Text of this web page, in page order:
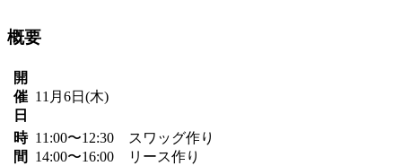
概要
開
催
日
11月6日(木)
時
間
11:00〜12:30 スワッグ作り
14:00〜16:00 リース作り